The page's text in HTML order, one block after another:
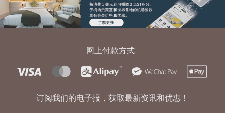
网上付款方式:
订阅我们的电子报，获取最新资讯和优惠！